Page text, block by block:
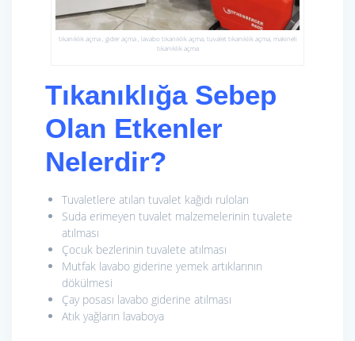
tıkanıklık açma , gider açma , lavabo tıkanıklık açma, tuvalet tıkanıklık açma, makineli
tıkanıklık açma
Tıkanıklığa Sebep
Olan Etkenler
Nelerdir?
Tuvaletlere atılan tuvalet kağıdı ruloları
Suda erimeyen tuvalet malzemelerinin tuvalete
atılması
Çocuk bezlerinin tuvalete atılması
Mutfak lavabo giderine yemek artıklarının
dökülmesi
Çay posası lavabo giderine atılması
Atık yağların lavaboya